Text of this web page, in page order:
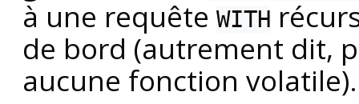
à une requête WITH
de bord (autrement dit,
aucune fonction volatile).